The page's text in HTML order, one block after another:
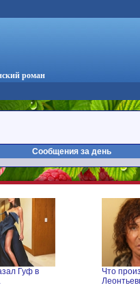
роман
Сообщения за день
Что произошло с